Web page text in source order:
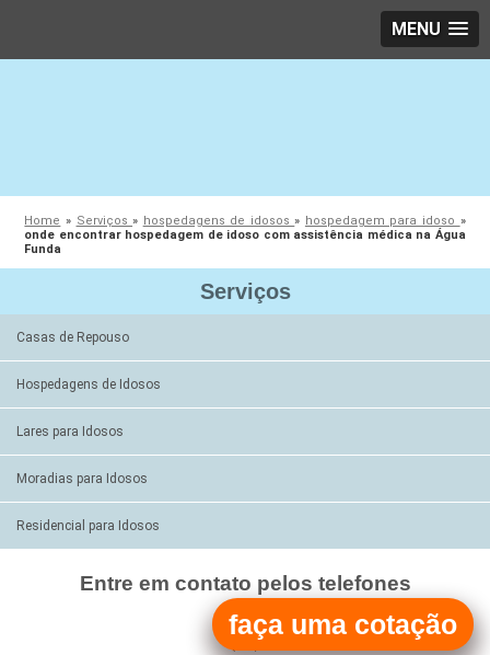
MENU
Home » Serviços» hospedagens de idosos» hospedagem para idoso »
onde encontrar hospedagem de idoso com assistência médica na Água
Funda
Serviços
Casas de Repouso
Hospedagens de Idosos
Lares para Idosos
Moradias para Idosos
Residencial para Idosos
Entre em contato pelos telefones
(11)
(11)
faça uma cotação